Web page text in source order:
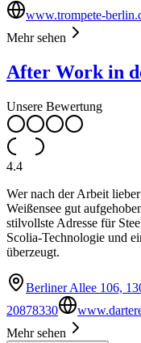
www.trompete-
Mehr sehen
After Work in
Unsere Bewertung
4.4
Wer nach der Arbeit
Weißensee gut
stilvollste Adresse für
Scolia-Technologie und
überzeugt.
Berliner Allee 106,
20878330
Mehr sehen